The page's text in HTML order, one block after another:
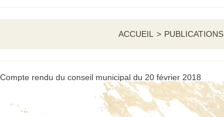
ACCUEIL > PUBLICATIONS
Compte rendu du conseil municipal du 20 février 2018